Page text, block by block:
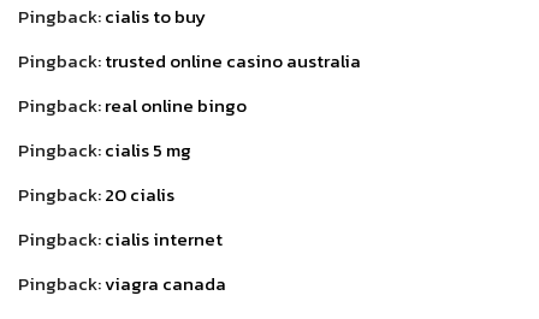
Pingback:cialis to buy
Pingback:trusted online casino australia
Pingback:real online bingo
Pingback:cialis 5 mg
Pingback:20 cialis
Pingback:cialis internet
Pingback:viagra canada